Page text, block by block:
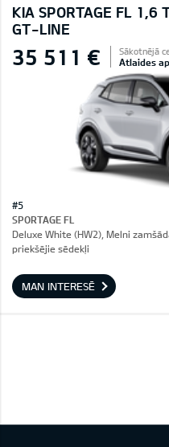
KIA SPORTAGE FL 1,6
GT-LINE
35 511 € Sākotnējā
Atlaides
#5
SPORTAGE FL
Deluxe White (HW2), Melni
priekšējie sēdekļi
MAN INTERESĒ